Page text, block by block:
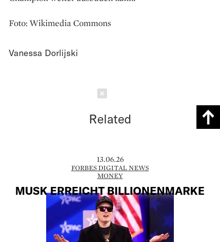
Foto: Wikimedia Commons
Vanessa Dorlijski
Related
13.06.26
FORBES DIGITAL NEWS
MONEY
MUSK ERREICHT BILLIONENMARKE